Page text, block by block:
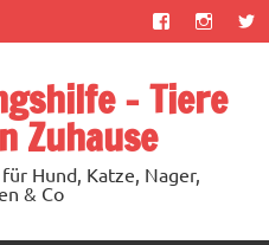
– Tiere
Zuhause
Hund, Katze, Nager,
& Co